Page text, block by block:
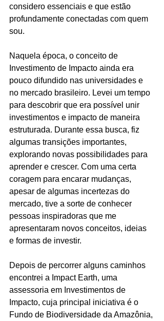
considero essenciais e que estão
profundamente conectadas com quem
sou.
Naquela época, o conceito de
Investimento de Impacto ainda era
pouco difundido nas universidades e
no mercado brasileiro. Levei um tempo
para descobrir que era possível unir
investimentos e impacto de maneira
estruturada. Durante essa busca, fiz
algumas transições importantes,
explorando novas possibilidades para
aprender e crescer. Com uma certa
coragem para encarar mudanças,
apesar de algumas incertezas do
mercado, tive a sorte de conhecer
pessoas inspiradoras que me
apresentaram novos conceitos, ideias
e formas de investir.
Depois de percorrer alguns caminhos
encontrei a Impact Earth, uma
assessoria em Investimentos de
Impacto, cuja principal iniciativa é o
Fundo de Biodiversidade da Amazônia,